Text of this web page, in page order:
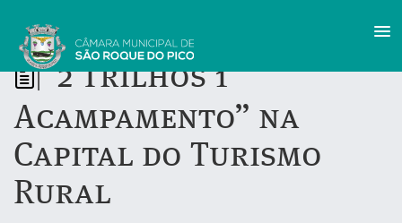
“2 Trilhos 1
Acampamento” na
Capital do Turismo
Rural